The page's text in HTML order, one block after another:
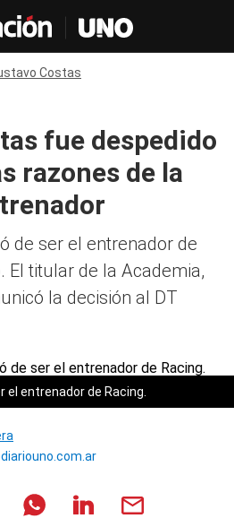
Costas
fue despedido
razones de la
de ser el entrenador de
El titular de la Academia,
la decisión al DT
el entrenador de Racing.